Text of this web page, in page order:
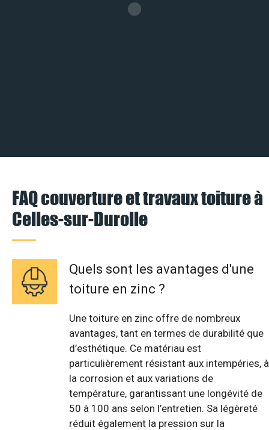
FAQ couverture et travaux toiture à
Celles-sur-Durolle
Quels sont les avantages d'une
toiture en zinc ?
Une toiture en zinc offre de nombreux
avantages, tant en termes de durabilité que
d’esthétique. Ce matériau est
particulièrement résistant aux intempéries, à
la corrosion et aux variations de
température, garantissant une longévité de
50 à 100 ans selon l’entretien. Sa légèreté
réduit également la pression sur la